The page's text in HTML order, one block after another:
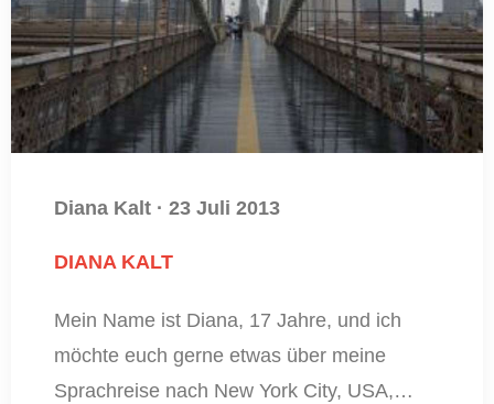
Diana Kalt · 23 Juli 2013
DIANA KALT
Mein Name ist Diana, 17 Jahre, und ich
möchte euch gerne etwas über meine
Sprachreise nach New York City, USA,…